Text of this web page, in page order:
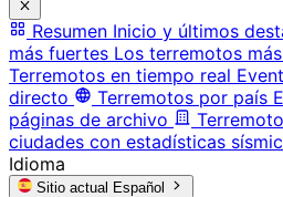
Resumen Inicio y últimos
más fuertes Los terremotos
Terremotos en tiempo real
directo
Terremotos por país
páginas de archivo
ciudades con estadísticas
Idioma
Sitio actual Español